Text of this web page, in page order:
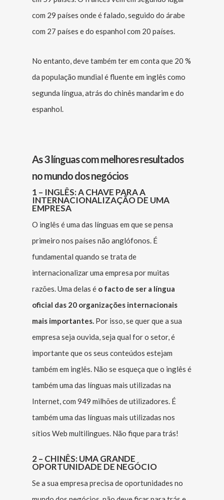
com 29 países onde é falado, seguido do árabe
com 27 países e do espanhol com 20 países.
No entanto, deve também ter em conta que 20 %
da população mundial é fluente em inglês como
segunda língua, atrás do chinês mandarim e do
espanhol.
As 3 línguas com melhores resultados
no mundo dos negócios
1 – INGLÊS: A CHAVE PARA A
INTERNACIONALIZAÇÃO DE UMA
EMPRESA
O inglês é uma das línguas em que se pensa
primeiro nos países não anglófonos. É
fundamental quando se trata de
internacionalizar uma empresa por muitas
razões. Uma delas é o facto de ser a língua
oficial das 20 organizações internacionais
mais importantes. Por isso, se quer que a sua
empresa seja ouvida, seja qual for o setor, é
importante que os seus conteúdos estejam
também em inglês. Não se esqueça que o inglês é
também uma das línguas mais utilizadas na
Internet, com 949 milhões de utilizadores. É
também uma das línguas mais utilizadas nos
sítios Web multilingues. Não fique para trás!
2 – CHINÊS: UMA GRANDE
OPORTUNIDADE DE NEGÓCIO
Se a sua empresa precisa de oportunidades no